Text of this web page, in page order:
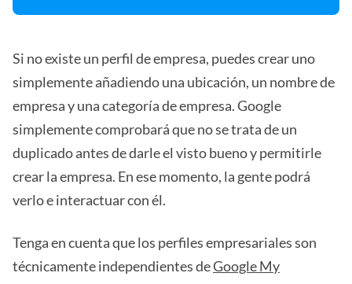
Si no existe un perfil de empresa, puedes crear uno
simplemente añadiendo una ubicación, un nombre de
empresa y una categoría de empresa. Google
simplemente comprobará que no se trata de un
duplicado antes de darle el visto bueno y permitirle
crear la empresa. En ese momento, la gente podrá
verlo e interactuar con él.
Tenga en cuenta que los perfiles empresariales son
técnicamente independientes deGoogle My